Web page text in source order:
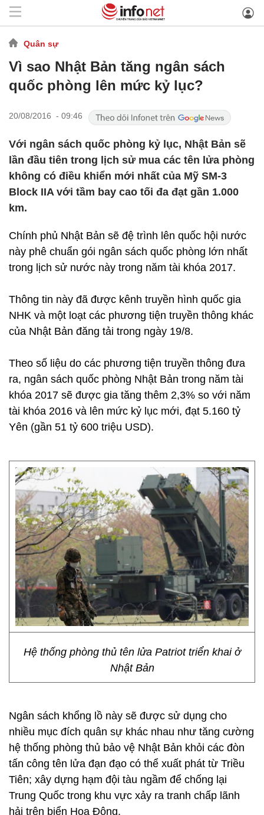
Quân sự
Vì sao Nhật Bản tăng ngân sách
quốc phòng lên mức kỷ lục?
20/08/2016 - 09:46
Với ngân sách quốc phòng kỷ lục, Nhật Bản sẽ
lần đầu tiên trong lịch sử mua các tên lửa phòng
không có điều khiển mới nhất của Mỹ SM-3
Block IIA với tầm bay cao tối đa đạt gần 1.000
km.
Chính phủ Nhật Bản sẽ đệ trình lên quốc hội nước
này phê chuẩn gói ngân sách quốc phòng lớn nhất
trong lịch sử nước này trong năm tài khóa 2017.
Thông tin này đã được kênh truyền hình quốc gia
NHK và một loạt các phương tiện truyền thông khác
của Nhật Bản đăng tải trong ngày 19/8.
Theo số liệu do các phương tiện truyền thông đưa
ra, ngân sách quốc phòng Nhật Bản trong năm tài
khóa 2017 sẽ được gia tăng thêm 2,3% so với năm
tài khóa 2016 và lên mức kỷ lục mới, đạt 5.160 tỷ
Yên (gần 51 tỷ 600 triệu USD).
Hệ thống phòng thủ tên lửa Patriot triển khai ở
Nhật Bản
Ngân sách khổng lồ này sẽ được sử dụng cho
nhiều mục đích quân sự khác nhau như tăng cường
hệ thống phòng thủ bảo vệ Nhật Bản khỏi các đòn
tấn công tên lửa đạn đạo có thể xuất phát từ Triều
Tiên; xây dựng hạm đội tàu ngầm để chống lại
Trung Quốc trong khu vực xảy ra tranh chấp lãnh
hải trên biển Hoa Đông.